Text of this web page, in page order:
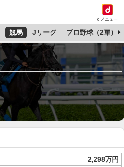
dメニュー
競馬 Jリーグ プロ野球（2軍）
2,298万円